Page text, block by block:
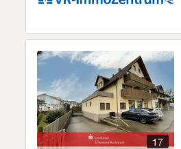
17